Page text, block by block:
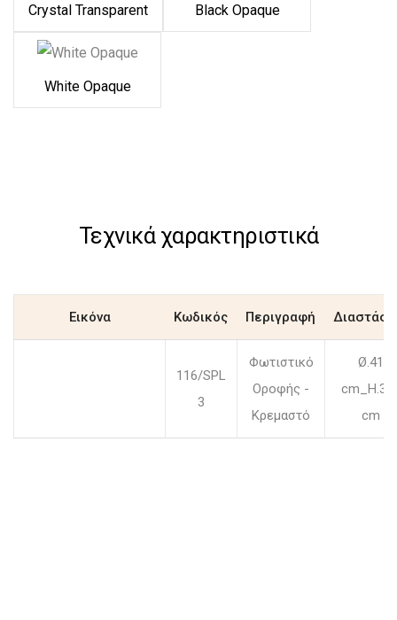
Crystal Transparent Black Opaque
White Opaque
Τεχνικά χαρακτηριστικά
Εικόνα Κωδικός Περιγραφή
116/SPL
3
Φωτιστικό
Οροφής -
Κρεμαστό
Ø.41
cm